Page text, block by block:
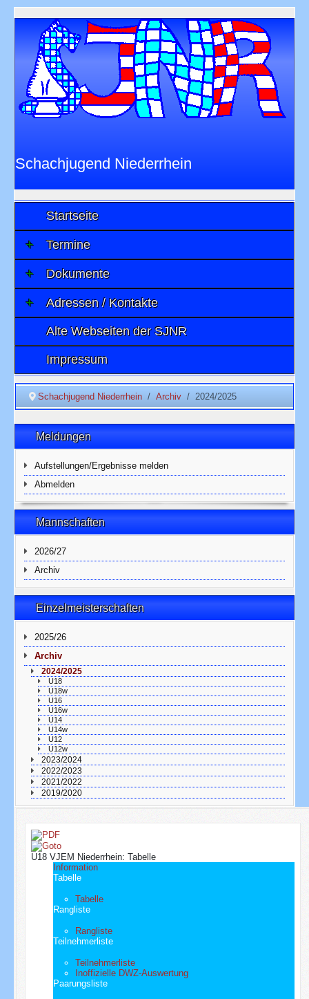
Schachjugend Niederrhein
imNiederrheinischen Schachverband 1901
e.V.
Startseite
Termine
Dokumente
Adressen / Kontakte
Alte Webseiten der SJNR
Impressum
Schachjugend Niederrhein Archiv 2024/2025
Meldungen
Aufstellungen/Ergebnisse melden
Abmelden
Mannschaften
2026/27
Archiv
Einzelmeisterschaften
2025/26
Archiv
2024/2025
U18
U18w
U16
U16w
U14
U14w
U12
U12w
2023/2024
2022/2023
2021/2022
2019/2020
U18 VJEM Niederrhein: Tabelle
Information
Tabelle
Tabelle
Rangliste
Rangliste
Teilnehmerliste
Teilnehmerliste
Inoffizielle DWZ-Auswertung
Paarungsliste